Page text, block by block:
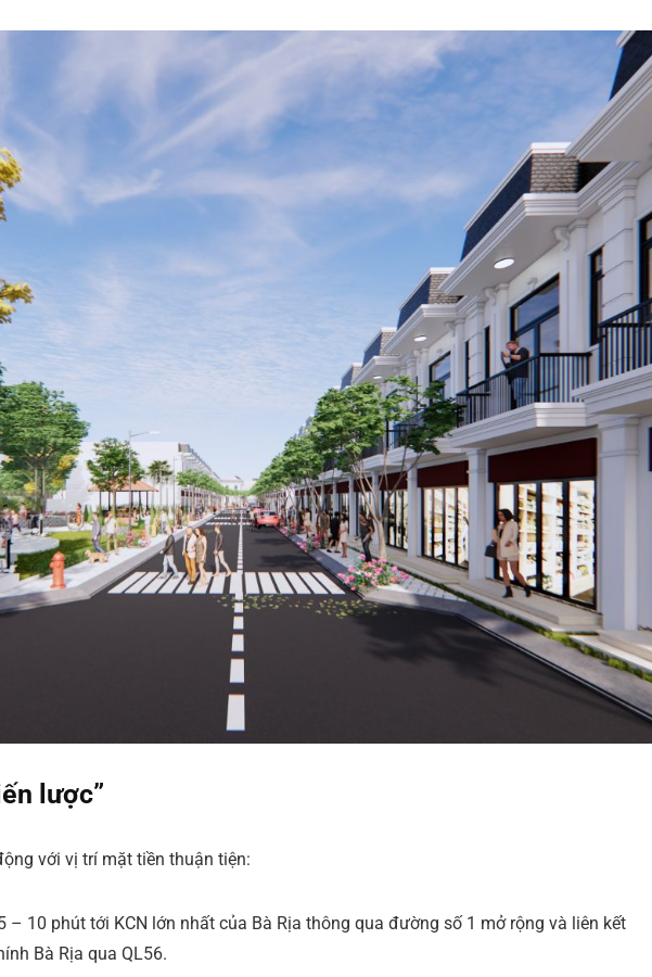
lược”
với vị trí mặt tiền thuận tiện:
– 10 phút tới KCN lớn nhất của Bà Rịa thông qua đường số 1 mở rộng và liên kết
Bà Rịa qua QL56.